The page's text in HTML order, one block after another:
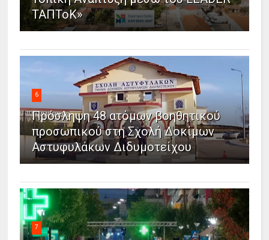
ΤΑΠΤοΚ»
6
Πρόσληψη 48 ατόμων βοηθητικού
προσωπικού στη Σχολή Δοκίμων
Αστυφυλάκων Διδυμοτείχου
7